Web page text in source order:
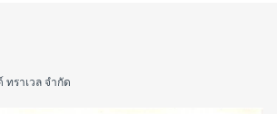
ราเวล จำกัด